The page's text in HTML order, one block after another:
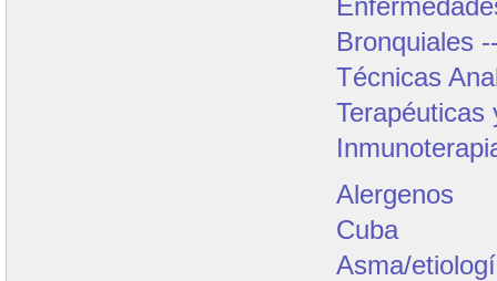
Bronquiales
Técnicas
Terapéuticas
Alergenos
Cuba
Asma/